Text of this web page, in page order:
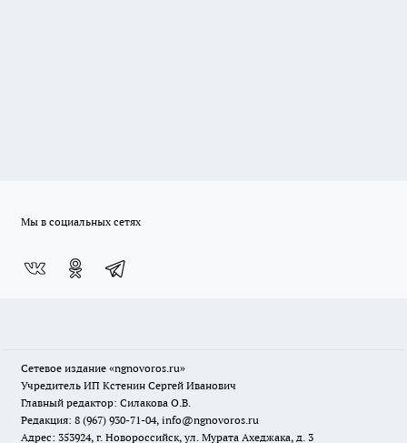
Мы в социальных сетях
Сетевое издание «ngnovoros.ru»
Учредитель ИП Кстенин Сергей Иванович
Главный редактор: Силакова О.В.
Редакция: 8 (967) 930-71-04, info@ngnovoros.ru
Адрес: 353924, г. Новороссийск, ул. Мурата Ахеджака, д. 3